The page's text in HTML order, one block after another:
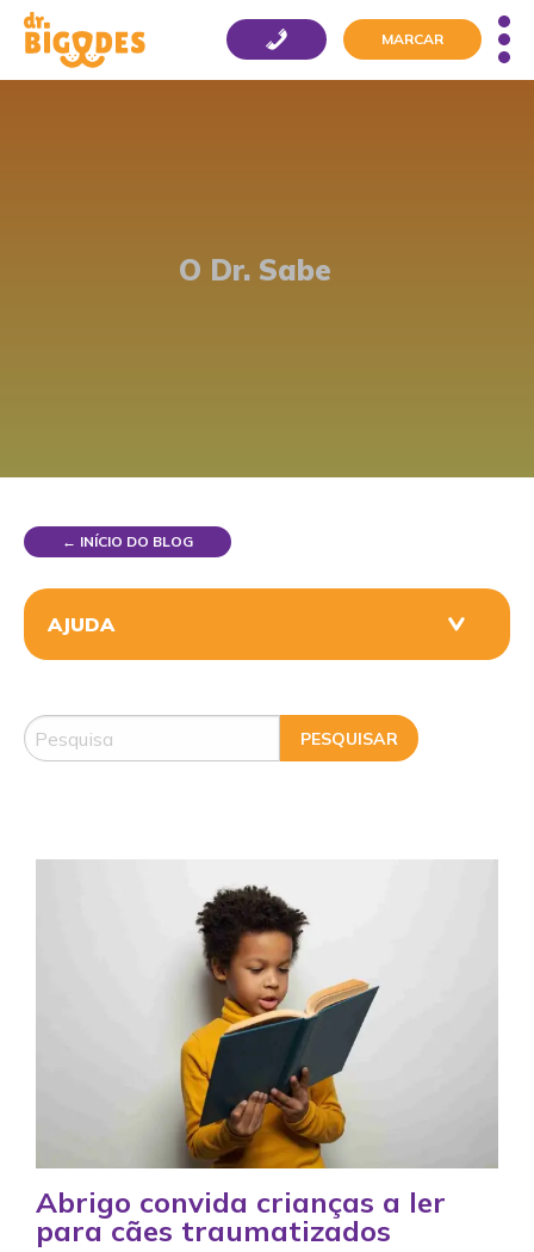
MARCAR
O Dr. Sabe
← INÍCIO DO BLOG
Abrigo convida crianças a ler
para cães traumatizados